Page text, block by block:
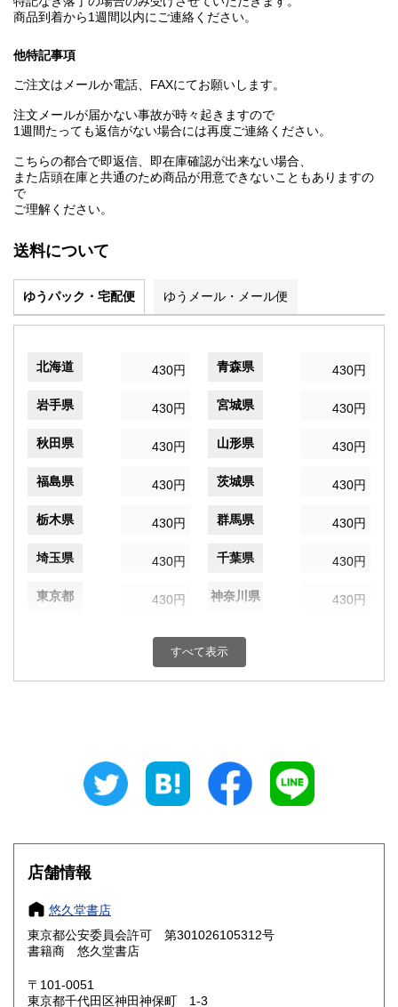
商品到着から1週間以内にご連絡ください。
他特記事項
ご注文はメールか電話、FAXにてお願いします。
注文メールが届かない事故が時々起きますので
1週間たっても返信がない場合には再度ご連絡ください。
こちらの都合で即返信、即在庫確認が出来ない場合、
また店頭在庫と共通のため商品が用意できないこともありますの
で
ご理解ください。
送料について
ゆうパック・宅配便 ゆうメール・メール便
北海道 430円 青森県 430円
岩手県 430円 宮城県 430円
秋田県 430円 山形県 430円
福島県 430円 茨城県 430円
栃木県 430円 群馬県 430円
埼玉県 430円 千葉県 430円
東京都 430円 神奈川県 430円
430円 富山県
430円 三重県
大阪府
奈良県
鳥取県 430円 島根県
岡山県
すべて表示
店舗情報
悠久堂書店
東京都公安委員会許可 第301026105312号
書籍商 悠久堂書店
〒101-0051
東京都千代田区神田神保町 1-3